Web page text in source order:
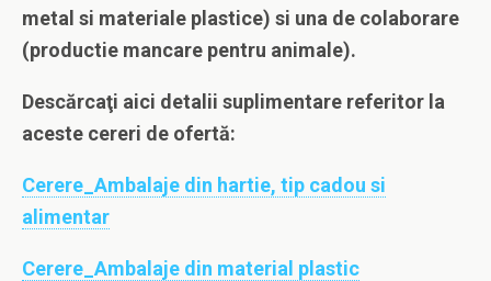
metal si materiale plastice) si una de colaborare
(productie mancare pentru animale).
Descărcaţi aici detalii suplimentare referitor la
aceste cereri de ofertă:
Cerere_Ambalaje din hartie, tip cadou si
alimentar
Cerere_Ambalaje din material plastic